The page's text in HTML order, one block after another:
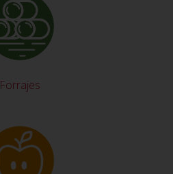
Forrajes